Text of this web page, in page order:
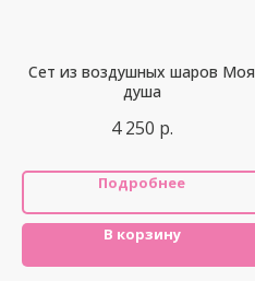
Сет из воздушных шаров Моя
душа
4 250 р.
Подробнее
В корзину